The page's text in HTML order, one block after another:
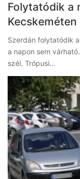
Folytatódik a
Kecskeméten
Szerdán folytatódik
a napon sem
szél. Trópusi…